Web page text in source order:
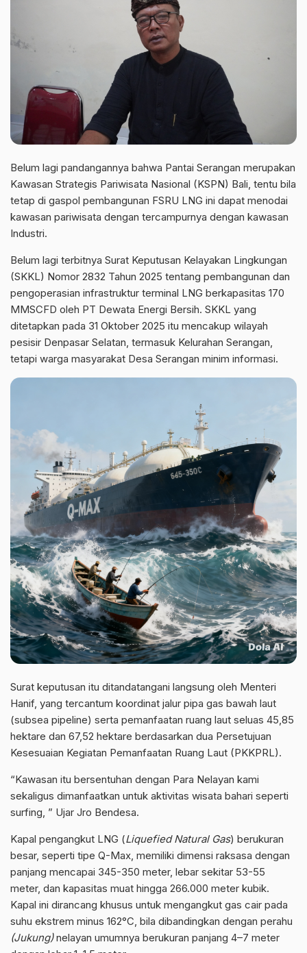
Belum lagi pandangannya bahwa Pantai Serangan merupakan
Kawasan Strategis Pariwisata Nasional (KSPN) Bali, tentu bila
tetap di gaspol pembangunan FSRU LNG ini dapat menodai
kawasan pariwisata dengan tercampurnya dengan kawasan
Industri.
Belum lagi terbitnya Surat Keputusan Kelayakan Lingkungan
(SKKL) Nomor 2832 Tahun 2025 tentang pembangunan dan
pengoperasian infrastruktur terminal LNG berkapasitas 170
MMSCFD oleh PT Dewata Energi Bersih. SKKL yang
ditetapkan pada 31 Oktober 2025 itu mencakup wilayah
pesisir Denpasar Selatan, termasuk Kelurahan Serangan,
tetapi warga masyarakat Desa Serangan minim informasi.
Surat keputusan itu ditandatangani langsung oleh Menteri
Hanif, yang tercantum koordinat jalur pipa gas bawah laut
(subsea pipeline) serta pemanfaatan ruang laut seluas 45,85
hektare dan 67,52 hektare berdasarkan dua Persetujuan
Kesesuaian Kegiatan Pemanfaatan Ruang Laut (PKKPRL).
“Kawasan itu bersentuhan dengan Para Nelayan kami
sekaligus dimanfaatkan untuk aktivitas wisata bahari seperti
surfing, ” Ujar Jro Bendesa.
Kapal pengangkut LNG (Liquefied Natural Gas) berukuran
besar, seperti tipe Q-Max, memiliki dimensi raksasa dengan
panjang mencapai 345-350 meter, lebar sekitar 53-55
meter, dan kapasitas muat hingga 266.000 meter kubik.
Kapal ini dirancang khusus untuk mengangkut gas cair pada
suhu ekstrem minus 162°C, bila dibandingkan dengan perahu
(Jukung)nelayan umumnya berukuran panjang 4–7 meter